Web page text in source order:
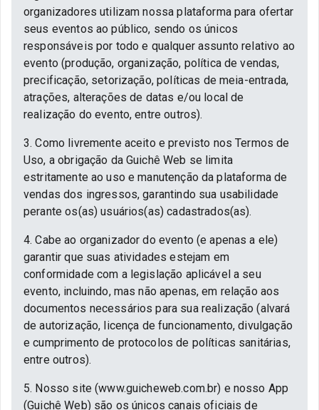
organizadores utilizam nossa plataforma para ofertar
seus eventos ao público, sendo os únicos
responsáveis por todo e qualquer assunto relativo ao
evento (produção, organização, política de vendas,
precificação, setorização, políticas de meia-entrada,
atrações, alterações de datas e/ou local de
realização do evento, entre outros).
3. Como livremente aceito e previsto nos Termos de
Uso, a obrigação da Guichê Web se limita
estritamente ao uso e manutenção da plataforma de
vendas dos ingressos, garantindo sua usabilidade
perante os(as) usuários(as) cadastrados(as).
4. Cabe ao organizador do evento (e apenas a ele)
garantir que suas atividades estejam em
conformidade com a legislação aplicável a seu
evento, incluindo, mas não apenas, em relação aos
documentos necessários para sua realização (alvará
de autorização, licença de funcionamento, divulgação
e cumprimento de protocolos de políticas sanitárias,
entre outros).
5. Nosso site (www.guicheweb.com.br) e nosso App
(Guichê Web) são os únicos canais oficiais de